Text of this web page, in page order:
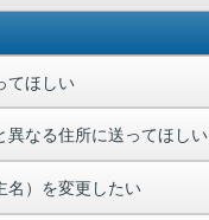
てほしい
異なる住所に送ってほしい
名）を変更したい